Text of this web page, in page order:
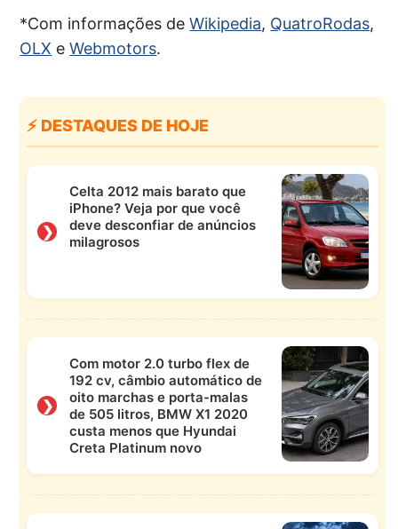
*Com informações deWikipedia, QuatroRodas,
OLX eWebmotors.
⚡ DESTAQUES DE HOJE
❯
Celta 2012 mais barato que
iPhone? Veja por que você
deve desconfiar de anúncios
milagrosos
❯
Com motor 2.0 turbo flex de
192 cv, câmbio automático de
oito marchas e porta-malas
de 505 litros, BMW X1 2020
custa menos que Hyundai
Creta Platinum novo